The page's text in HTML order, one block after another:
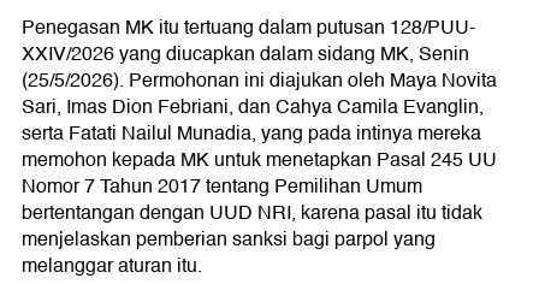
Penegasan MK itu tertuang dalam putusan 128/PUU-
XXIV/2026 yang diucapkan dalam sidang MK, Senin
(25/5/2026). Permohonan ini diajukan oleh Maya Novita
Sari, Imas Dion Febriani, dan Cahya Camila Evanglin,
serta Fatati Nailul Munadia, yang pada intinya mereka
memohon kepada MK untuk menetapkan Pasal 245 UU
Nomor 7 Tahun 2017 tentang Pemilihan Umum
bertentangan dengan UUD NRI, karena pasal itu tidak
menjelaskan pemberian sanksi bagi parpol yang
melanggar aturan itu.